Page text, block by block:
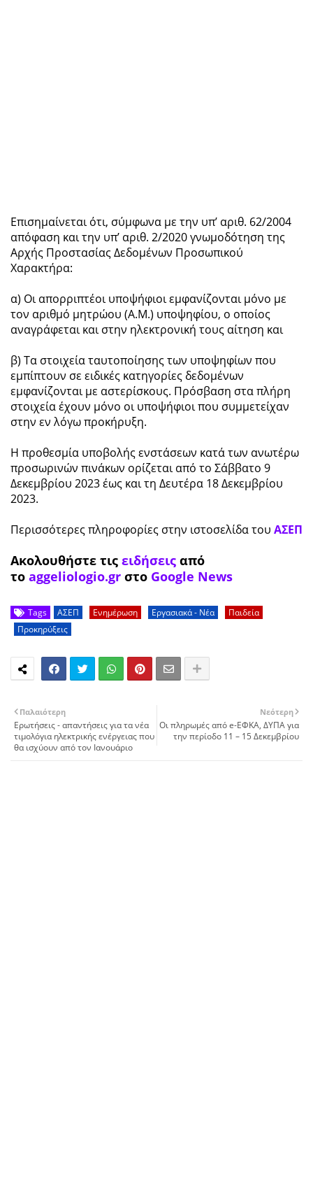
Επισημαίνεται ότι, σύμφωνα με την υπ’ αριθ. 62/2004
απόφαση και την υπ’ αριθ. 2/2020 γνωμοδότηση της
Αρχής Προστασίας Δεδομένων Προσωπικού
Χαρακτήρα:
α) Οι απορριπτέοι υποψήφιοι εμφανίζονται μόνο με
τον αριθμό μητρώου (Α.Μ.) υποψηφίου, ο οποίος
αναγράφεται και στην ηλεκτρονική τους αίτηση και
β) Τα στοιχεία ταυτοποίησης των υποψηφίων που
εμπίπτουν σε ειδικές κατηγορίες δεδομένων
εμφανίζονται με αστερίσκους. Πρόσβαση στα πλήρη
στοιχεία έχουν μόνο οι υποψήφιοι που συμμετείχαν
στην εν λόγω προκήρυξη.
H προθεσμία υποβολής ενστάσεων κατά των ανωτέρω
προσωρινών πινάκων ορίζεται από το Σάββατο 9
Δεκεμβρίου 2023 έως και τη Δευτέρα 18 Δεκεμβρίου
2023.
Περισσότερες πληροφορίες στην ιστοσελίδα του ΑΣΕΠ
Ακολουθήστε τις ειδήσεις από
το aggeliologio.gr στο Google News
Tags ΑΣΕΠ Ενημέρωση Εργασιακά - Νέα
Παιδεία
Προκηρύξεις
Νεότερη
Οι πληρωμές από e-ΕΦΚΑ, ΔΥΠΑ για
την περίοδο 11 – 15 Δεκεμβρίου
Παλαιότερη
Ερωτήσεις - απαντήσεις για τα νέα
τιμολόγια ηλεκτρικής ενέργειας που
θα ισχύουν από τον Ιανουάριο